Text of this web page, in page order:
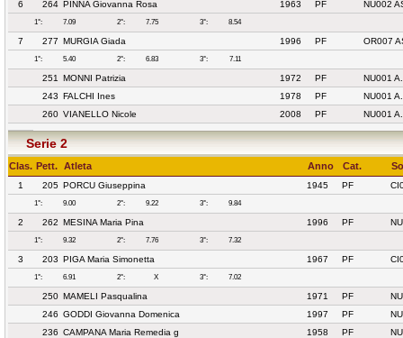
6 264 PINNA Giovanna Rosa 1963 PF NU002
1°: 7.09 2°: 7.75 3°: 8.54
7 277 MURGIA Giada 1996 PF OR007
1°: 5.40 2°: 6.83 3°: 7.11
251 MONNI Patrizia 1972 PF
NU001
243 FALCHI Ines 1978 PF
NU001
260 VIANELLO Nicole 2008 PF NU001
Serie 2
Clas. Pett. Atleta Anno Cat.
1 205 PORCU Giuseppina 1945 PF
1°: 9.00 2°: 9.22 3°: 9.84
2 262 MESINA Maria Pina 1996 PF
1°: 9.32 2°: 7.76 3°: 7.32
3 203 PIGA Maria Simonetta 1967 PF
1°: 6.91 2°: X 3°: 7.02
250 MAMELI Pasqualina 1971 PF
246 GODDI Giovanna Domenica 1997 PF
236 CAMPANA Maria Remedia g 1958 PF